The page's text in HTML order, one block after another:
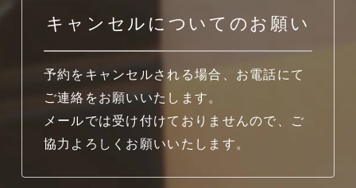
キャンセルについてのお願い
予約をキャンセルされる場合、お電話にて
ご連絡をお願いいたします。
メールでは受け付けておりませんので、ご
協力よろしくお願いいたします。